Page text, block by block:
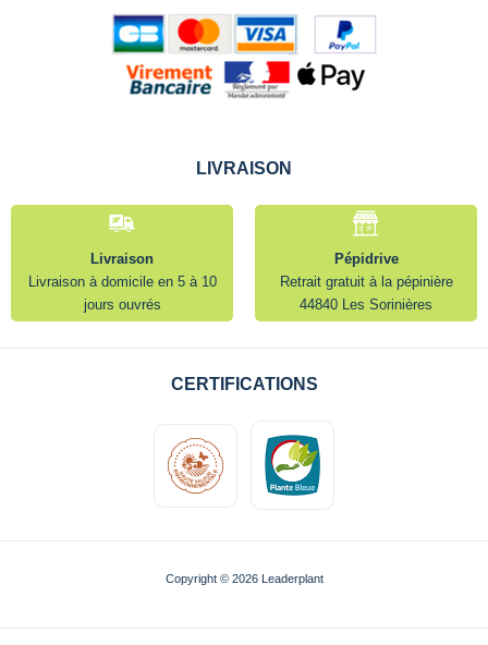
LIVRAISON
Livraison
Livraison à domicile en 5 à 10
jours ouvrés
Pépidrive
Retrait gratuit à la pépinière
44840 Les Sorinières
CERTIFICATIONS
Copyright © 2026 Leaderplant